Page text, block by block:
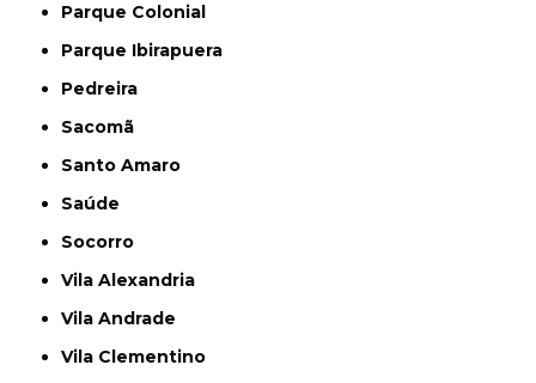
Parque Colonial
Parque Ibirapuera
Pedreira
Sacomã
Santo Amaro
Saúde
Socorro
Vila Alexandria
Vila Andrade
Vila Clementino